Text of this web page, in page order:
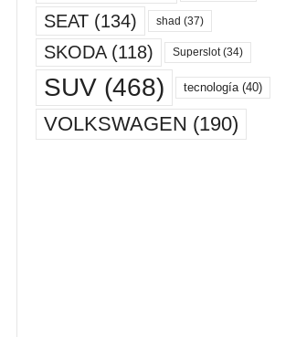
SEAT(134) shad (37)
SKODA(118) Superslot(34)
SUV(468) tecnología(40)
VOLKSWAGEN (190)